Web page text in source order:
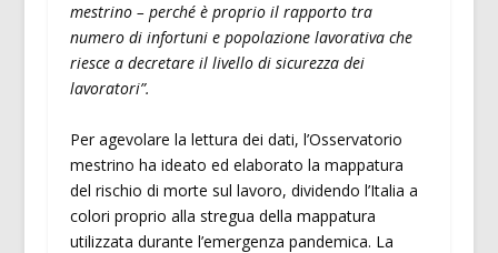
mestrino – perché è proprio il rapporto tra
numero di infortuni e popolazione lavorativa che
riesce a decretare il livello di sicurezza dei
lavoratori”.
Per agevolare la lettura dei dati, l’Osservatorio
mestrino ha ideato ed elaborato la mappatura
del rischio di morte sul lavoro, dividendo l’Italia a
colori proprio alla stregua della mappatura
utilizzata durante l’emergenza pandemica. La